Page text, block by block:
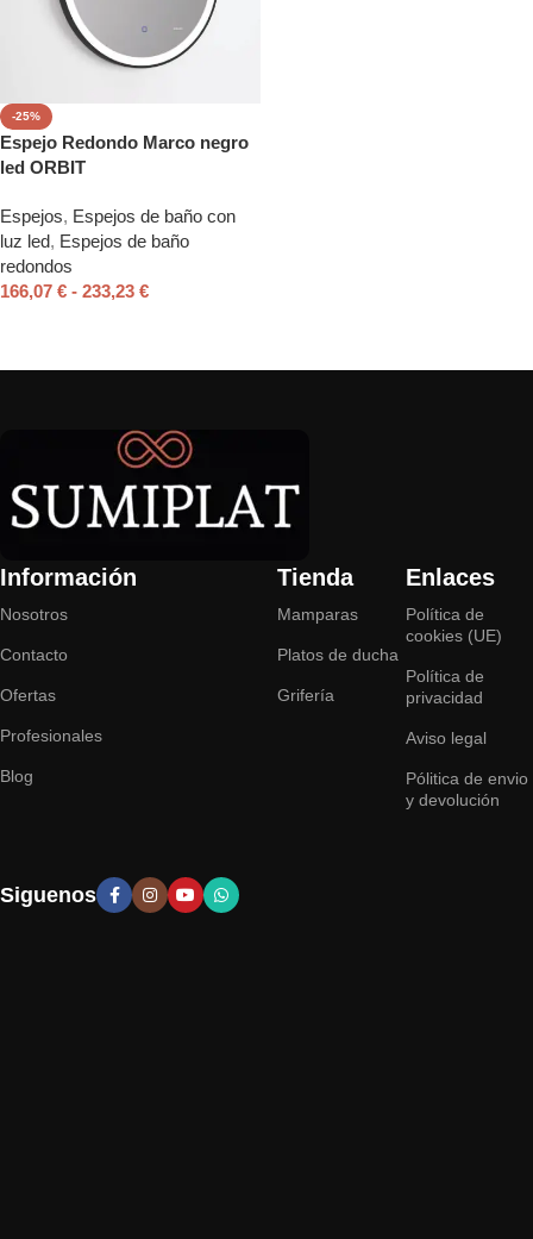
-25%
Espejo Redondo Marco negro
led ORBIT
Espejos, Espejos de baño con
luz led, Espejos de baño
redondos
166,07 € - 233,23 €
Información
Nosotros
Contacto
Ofertas
Profesionales
Blog
Tienda
Mamparas
Platos de ducha
Grifería
Enlaces
Política de
cookies (UE)
Política de
privacidad
Aviso legal
Pólitica de envio
y devolución
Siguenos